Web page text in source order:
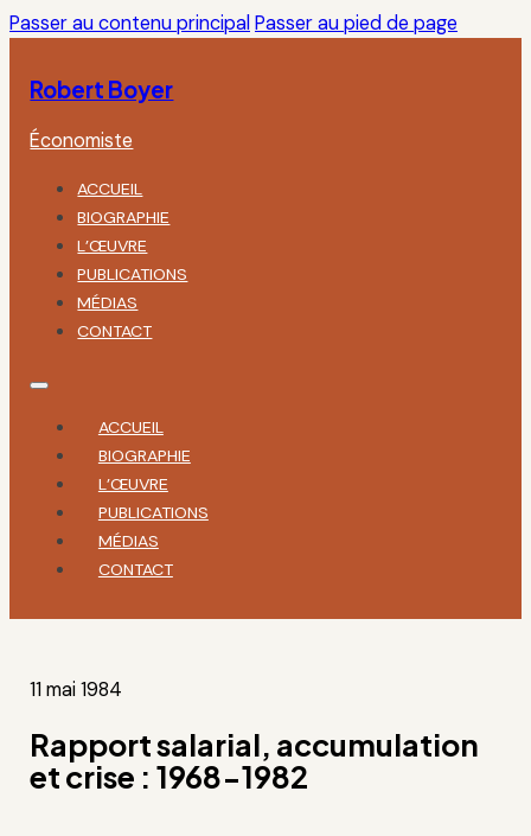
Passer au contenu principal Passer au pied de page
Robert Boyer
Économiste
ACCUEIL
BIOGRAPHIE
L’ŒUVRE
PUBLICATIONS
MÉDIAS
CONTACT
ACCUEIL
BIOGRAPHIE
L’ŒUVRE
PUBLICATIONS
MÉDIAS
CONTACT
11 mai 1984
Rapport salarial, accumulation
et crise : 1968-1982